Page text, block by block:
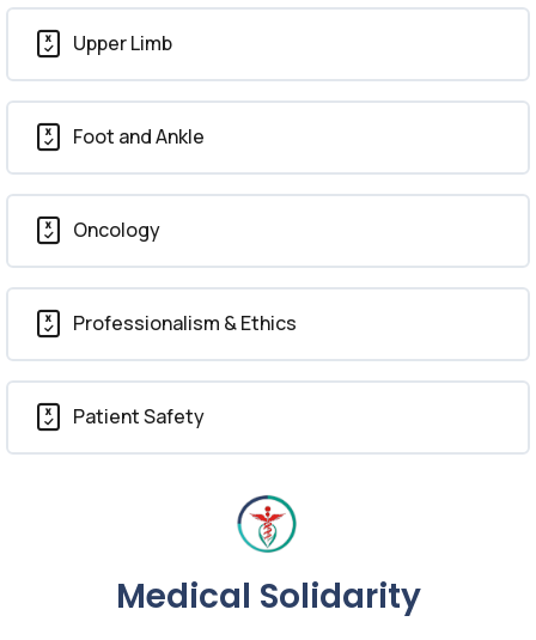
Upper Limb
Foot and Ankle
Oncology
Professionalism & Ethics
Patient Safety
Medical Solidarity